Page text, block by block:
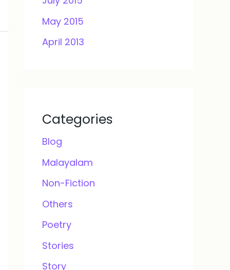
May 2015
April 2013
Categories
Blog
Malayalam
Non-Fiction
Others
Poetry
Stories
Story